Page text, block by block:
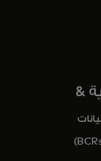
opens in a
&